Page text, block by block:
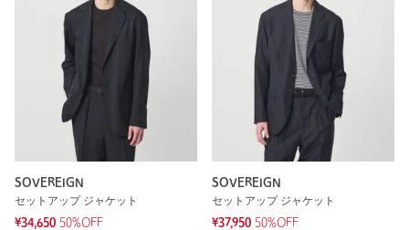
SOVEREIGN
セットアップ ジャケット
¥34,650 50%OFF
SOVEREIGN
セットアップ ジャケット
¥37,950 50%OFF